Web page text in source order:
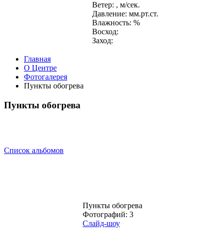
Ветер: , м/сек.
Давление: мм.рт.ст.
Влажность: %
Восход:
Заход:
Главная
О Центре
Фотогалерея
Пункты обогрева
Пункты обогрева
Список альбомов
Пункты обогрева
Фотографий: 3
Слайд-шоу